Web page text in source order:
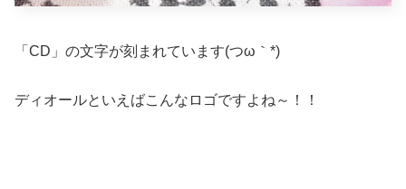
「CD」の文字が刻まれています(つω｀*)
ディオールといえばこんなロゴですよね～！！